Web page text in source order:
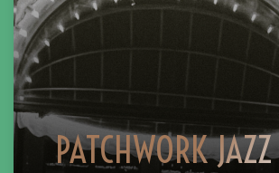
PATCHWORK